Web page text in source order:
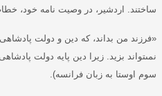
ساختند
اردشير، در وصيت نامه خود،
«فرزند من بداند، كه دين و دولت
نمى‏تواند بزيد
زيرا دين پايه دولت
سوم اوستا به زبان فرانسه).